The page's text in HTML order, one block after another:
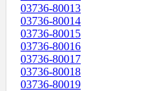
03736-80013
03736-80014
03736-80015
03736-80016
03736-80017
03736-80018
03736-80019